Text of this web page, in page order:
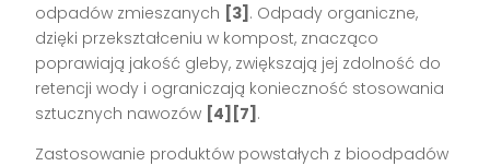
odpadów zmieszanych [3] . Odpady organiczne,
dzięki przekształceniu w kompost, znacząco
poprawiają jakość gleby, zwiększają jej zdolność do
retencji wody i ograniczają konieczność stosowania
sztucznych nawozów [4][7] .
Zastosowanie produktów powstałych z bioodpadów